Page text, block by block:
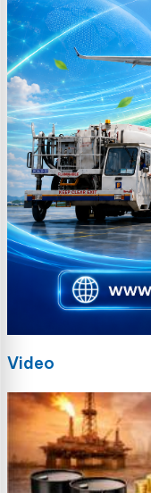
Video